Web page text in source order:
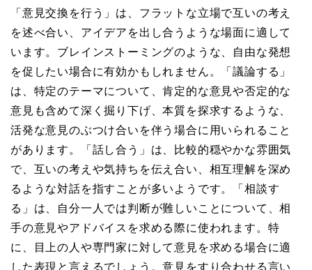
「意見交換を行う」は、フラットな立場で互いの考え
を述べ合い、アイデアを出し合うような場面に適して
います。ブレインストーミングのような、自由な発想
を促したい場合に有効かもしれません。「議論する」
は、特定のテーマについて、肯定的な意見や否定的な
意見も含めて深く掘り下げ、本質を探求するような、
活発な意見のぶつけ合いを伴う場合に用いられること
があります。「話し合う」は、比較的穏やかな雰囲気
で、互いの考えや気持ちを伝え合い、相互理解を深め
るような対話を指すことが多いようです。「相談す
る」は、自分一人では判断が難しいことについて、相
手の意見やアドバイスを求める際に使われます。特
に、目上の人や専門家に対して意見を求める場合に適
した表現と言えるでしょう。意見をすり合わせる言い